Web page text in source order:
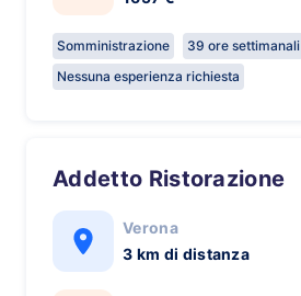
Somministrazione
39 ore settimanali
Nessuna esperienza richiesta
Addetto Ristorazione
Verona
3 km di distanza